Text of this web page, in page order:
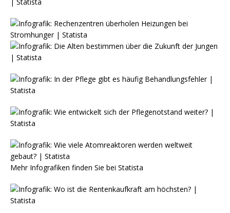
Mehr Infografiken finden Sie bei Statista